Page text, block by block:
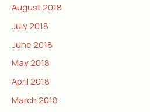
August 2018
July 2018
June 2018
May 2018
April 2018
March 2018